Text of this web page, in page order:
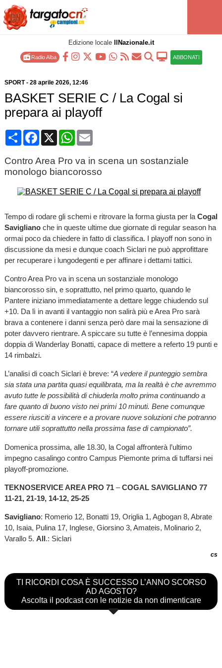
Edizione locale IlNazionale.it
Radio Alba ABBONATI
SPORT- 28 aprile 2026, 12:46
BASKET SERIE C / La Cogal si
prepara ai playoff
CondividiFacebook
X WhatsApp
Email
Contro Area Pro va in scena un sostanziale
monologo biancorosso
Tempo di rodare gli schemi e ritrovare la forma giusta per la Cogal
Saviglianoche in queste ultime due giornate di regular season ha
ormai poco da chiedere in fatto di classifica. I playoff non sono in
discussione da mesi e dunque coach Siclari ne può approfittare
per recuperare i lungodegenti e per affinare i dettami tattici.
Contro Area Pro va in scena un sostanziale monologo
biancorosso sin, e soprattutto, nel primo quarto, quando le
Pantere iniziano immediatamente a dettare legge chiudendo sul
+10. Da lì in avanti il vantaggio non salirà più e Area Pro sarà
brava a contenere i danni senza però dare mai la sensazione di
poter davvero rientrare. A spiccare su tutte è l’ennesima doppia
doppia di Wanderlay Bonatti, capace di mettere a referto 19 punti e
14 rimbalzi.
L’analisi di coach Siclari è breve: “A vedere il punteggio sembra
sia stata una partita quasi equilibrata, ma la realtà è che avremmo
avuto tutte le possibilità di chiuderla molto prima continuando a
fare quanto di buono visto nei primi 10 minuti. Bene comunque
essere riusciti a vincere e a provare nuove soluzioni che potranno
tornare utili soprattutto nella prossima fase di campionato”.
Domenica prossima, alle 18.30, la Cogal affronterà l’ultimo
impegno casalingo contro Campus Piemonte prima di tuffarsi nei
playoff-promozione.
TEKNOSERVICE AREA PRO 71–COGAL SAVIGLIANO 77
11-21, 21-19, 14-12, 25-25
Savigliano: Romerio 12, Bonatti 19, Origlia 1, Agbogan 8, Abrate
10, Isaia, Pulina 17, Inglese, Giorsino 3, Amateis, Molinario 2,
Varallo 5. All.: Siclari
cs
TI RICORDI COSA È SUCCESSO L’ANNO SCORSO
AD AGOSTO?
Ascolta il podcast con le notizie da non dimenticare